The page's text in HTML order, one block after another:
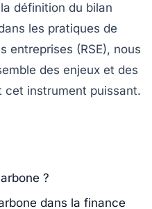
définition du bilan
les pratiques de
entreprises (RSE), nous
des enjeux et des
cet instrument puissant.
?
dans la finance